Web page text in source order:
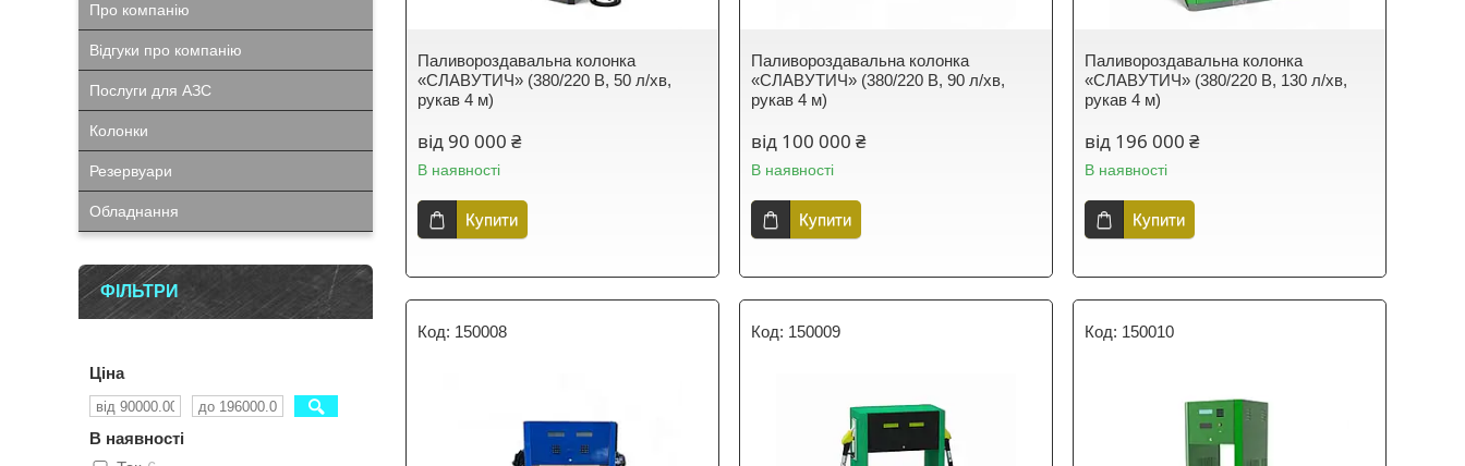
Паливороздавальна колонка
«СЛАВУТИЧ» (380/220 В, 50 л/хв,
рукав 4 м)
від 90 000 ₴
В наявності
Купити
Паливороздавальна колонка
«СЛАВУТИЧ» (380/220 В, 90 л/хв,
рукав 4 м)
від 100 000 ₴
В наявності
Купити
Паливороздавальна колонка
«СЛАВУТИЧ» (380/220 В, 130 л/хв,
рукав 4 м)
від 196 000 ₴
В наявності
Купити
150008 150009 150010
Про компанію
Відгуки про компанію
Послуги для АЗС
Колонки
Резервуари
Обладнання
ФІЛЬТРИ
Ціна
В наявності